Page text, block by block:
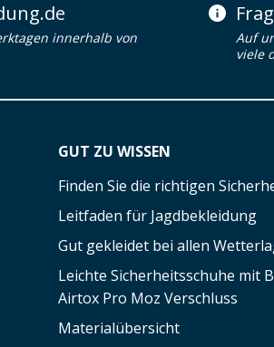
innerhalb von
Auf
viele
GUT ZU WISSEN
Finden Sie die richtigen
Leitfaden für Jagdbekleidung
Gut gekleidet bei allen
Leichte Sicherheitsschuhe mit
Airtox Pro Moz Verschluss
Materialübersicht